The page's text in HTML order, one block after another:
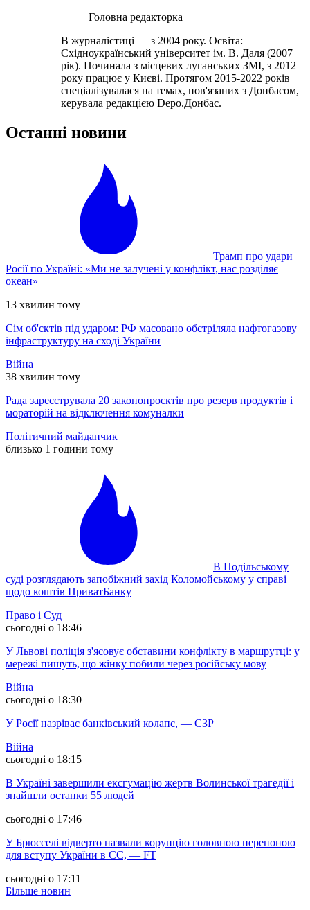
Головна редакторка
В журналістиці — з 2004 року. Освіта:
Східноукраїнський університет ім. В. Даля (2007
рік). Починала з місцевих луганських ЗМІ, з 2012
року працює у Києві. Протягом 2015-2022 років
спеціалізувалася на темах, пов'язаних з Донбасом,
керувала редакцією Depo.Донбас.
Останні новини
Трамп про удари
Росії по Україні: «Ми не залучені у конфлікт, нас розділяє
океан»
13 хвилин тому
Сім об'єктів під ударом: РФ масовано обстріляла нафтогазову
інфраструктуру на сході України
Війна
38 хвилин тому
Рада зареєструвала 20 законопроєктів про резерв продуктів і
мораторій на відключення комуналки
Політичний майданчик
близько 1 години тому
В Подільському
суді розглядають запобіжний захід Коломойському у справі
щодо коштів ПриватБанку
Право і Суд
сьогодні о 18:46
У Львові поліція з'ясовує обставини конфлікту в маршрутці: у
мережі пишуть, що жінку побили через російську мову
Війна
сьогодні о 18:30
У Росії назріває банківський колапс, — СЗР
Війна
сьогодні о 18:15
В Україні завершили ексгумацію жертв Волинської трагедії і
знайшли останки 55 людей
сьогодні о 17:46
У Брюсселі відверто назвали корупцію головною перепоною
для вступу України в ЄС, — FT
сьогодні о 17:11
Більше новин